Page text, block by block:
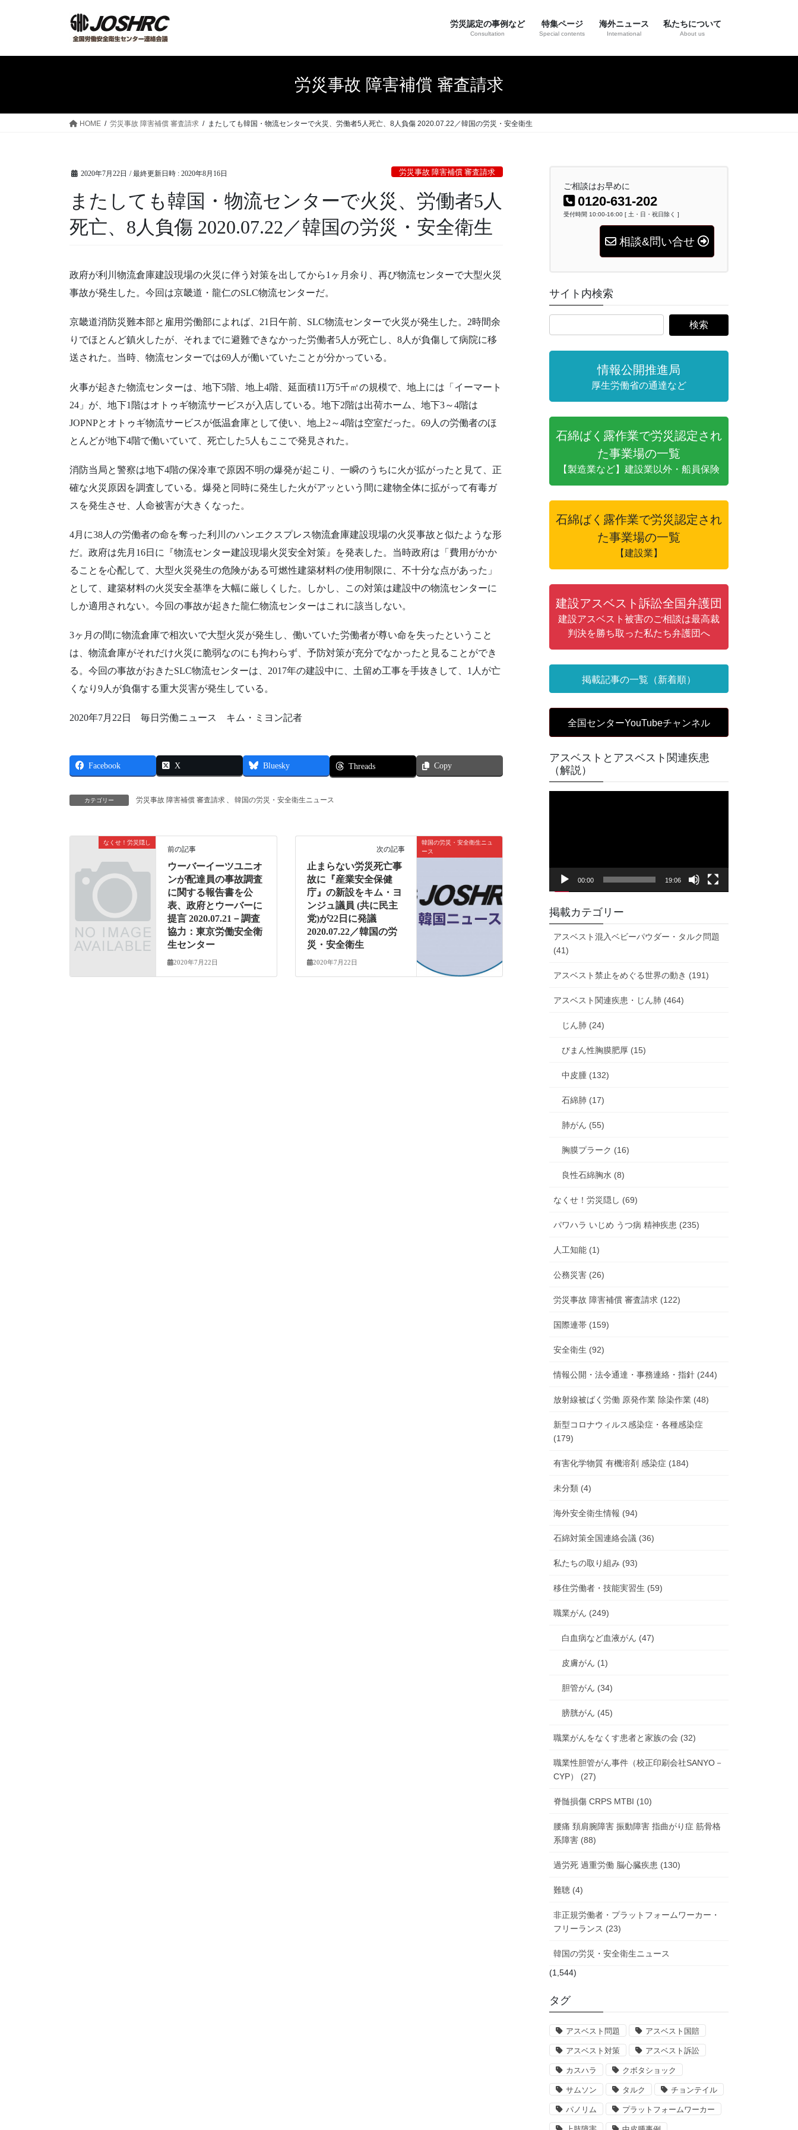
労災認定の事例など
Consultation
特集ページ
Special contents
海外ニュース
International
私たちについて
About us
労災事故 障害補償 審査請求
HOME 労災事故 障害補償 審査請求 またしても韓国・物流センターで火災、労働者5人死亡、8人負傷 2020.07.22／韓国の労災・安全衛生
2020年7月22日 / 最終更新日時 : 2020年8月16日 労災事故 障害補償 審査請求
またしても韓国・物流センターで火災、労働者5人
死亡、8人負傷 2020.07.22／韓国の労災・安全衛生
政府が利川物流倉庫建設現場の火災に伴う対策を出してから1ヶ月余り、再び物流センターで大型火災
事故が発生した。今回は京畿道・龍仁のSLC物流センターだ。
京畿道消防災難本部と雇用労働部によれば、21日午前、SLC物流センターで火災が発生した。2時間余
りでほとんど鎮火したが、それまでに避難できなかった労働者5人が死亡し、8人が負傷して病院に移
送された。当時、物流センターでは69人が働いていたことが分かっている。
火事が起きた物流センターは、地下5階、地上4階、延面積11万5千㎡の規模で、地上には「イーマート
24」が、地下1階はオトゥギ物流サービスが入店している。地下2階は出荷ホーム、地下3～4階は
JOPNPとオトゥギ物流サービスが低温倉庫として使い、地上2～4階は空室だった。69人の労働者のほ
とんどが地下4階で働いていて、死亡した5人もここで発見された。
消防当局と警察は地下4階の保冷車で原因不明の爆発が起こり、一瞬のうちに火が拡がったと見て、正
確な火災原因を調査している。爆発と同時に発生した火がアッという間に建物全体に拡がって有毒ガ
スを発生させ、人命被害が大きくなった。
4月に38人の労働者の命を奪った利川のハンエクスプレス物流倉庫建設現場の火災事故と似たような形
だ。政府は先月16日に『物流センター建設現場火災安全対策』を発表した。当時政府は「費用がかか
ることを心配して、大型火災発生の危険がある可燃性建築材料の使用制限に、不十分な点があった」
として、建築材料の火災安全基準を大幅に厳しくした。しかし、この対策は建設中の物流センターに
しか適用されない。今回の事故が起きた龍仁物流センターはこれに該当しない。
3ヶ月の間に物流倉庫で相次いで大型火災が発生し、働いていた労働者が尊い命を失ったということ
は、物流倉庫がそれだけ火災に脆弱なのにも拘わらず、予防対策が充分でなかったと見ることができ
る。今回の事故がおきたSLC物流センターは、2017年の建設中に、土留め工事を手抜きして、1人が亡
くなり9人が負傷する重大災害が発生している。
2020年7月22日 毎日労働ニュース キム・ミヨン記者
Facebook X Bluesky Threads Copy
カテゴリー 労災事故 障害補償 審査請求 、 韓国の労災・安全衛生ニュース
なくせ！労災隠し
前の記事
ウーバーイーツユニオ
ンが配達員の事故調査
に関する報告書を公
表、政府とウーバーに
提言 2020.07.21－調査
協力：東京労働安全衛
生センター
2020年7月22日
韓国の労災・安全衛生ニュ
ース
次の記事
止まらない労災死亡事
故に『産業安全保健
庁』の新設をキム・ヨ
ンジュ議員 (共に民主
党)が22日に発議
2020.07.22／韓国の労
災・安全衛生
2020年7月22日
ご相談はお早めに
0120-631-202
受付時間 10:00-16:00 [ 土・日・祝日除く ]
相談&問い合せ
サイト内検索
情報公開推進局
厚生労働省の通達など
石綿ばく露作業で労災認定され
た事業場の一覧
【製造業など】建設業以外・船員保険
石綿ばく露作業で労災認定され
た事業場の一覧
【建設業】
建設アスベスト訴訟全国弁護団
建設アスベスト被害のご相談は最高裁
判決を勝ち取った私たち弁護団へ
掲載記事の一覧（新着順）
全国センターYouTubeチャンネル
アスベストとアスベスト関連疾患
（解説）
ヤ
00:00 19:06
掲載カテゴリー
アスベスト混入ベビーパウダー・タルク問題
(41)
アスベスト禁止をめぐる世界の動き (191)
アスベスト関連疾患・じん肺 (464)
じん肺 (24)
びまん性胸膜肥厚 (15)
中皮腫 (132)
石綿肺 (17)
肺がん (55)
胸膜プラーク (16)
良性石綿胸水 (8)
なくせ！労災隠し (69)
パワハラ いじめ うつ病 精神疾患 (235)
人工知能 (1)
公務災害 (26)
労災事故 障害補償 審査請求 (122)
国際連帯 (159)
安全衛生 (92)
情報公開・法令通達・事務連絡・指針 (244)
放射線被ばく労働 原発作業 除染作業 (48)
新型コロナウィルス感染症・各種感染症
(179)
有害化学物質 有機溶剤 感染症 (184)
未分類 (4)
海外安全衛生情報 (94)
石綿対策全国連絡会議 (36)
私たちの取り組み (93)
移住労働者・技能実習生 (59)
職業がん (249)
白血病など血液がん (47)
皮膚がん (1)
胆管がん (34)
膀胱がん (45)
職業がんをなくす患者と家族の会 (32)
職業性胆管がん事件（校正印刷会社SANYO－
CYP） (27)
脊髄損傷 CRPS MTBI (10)
腰痛 頚肩腕障害 振動障害 指曲がり症 筋骨格
系障害 (88)
過労死 過重労働 脳心臓疾患 (130)
難聴 (4)
非正規労働者・プラットフォームワーカー・
フリーランス (23)
韓国の労災・安全衛生ニュース
(1,544)
タグ
アスベスト問題 アスベスト国賠
アスベスト対策 アスベスト訴訟
カスハラ クボタショック
サムソン タルク チョンテイル
パノリム プラットフォームワーカー